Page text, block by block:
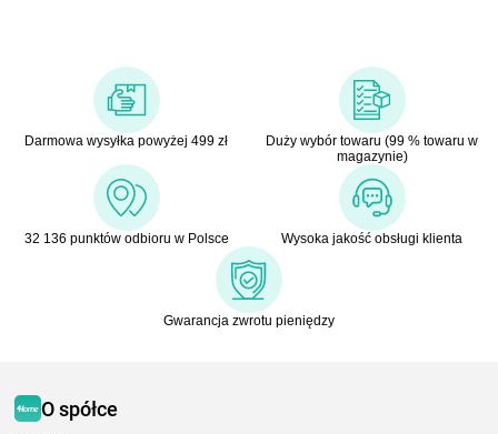
Darmowa wysyłka powyżej 499 zł
Duży wybór towaru (99 % towaru w
magazynie)
32 136 punktów odbioru w Polsce Wysoka jakość obsługi klienta
Gwarancja zwrotu pieniędzy
O spółce